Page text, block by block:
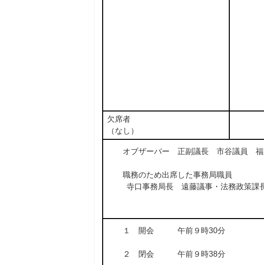
欠席者
（なし）
オブザーバー 正副議長 市谷議員
職務のため出席した事務局職員
寺口事務局長 遠藤議事・法務政策課
１ 開会 午前９時30分
２ 閉会 午前９時38分